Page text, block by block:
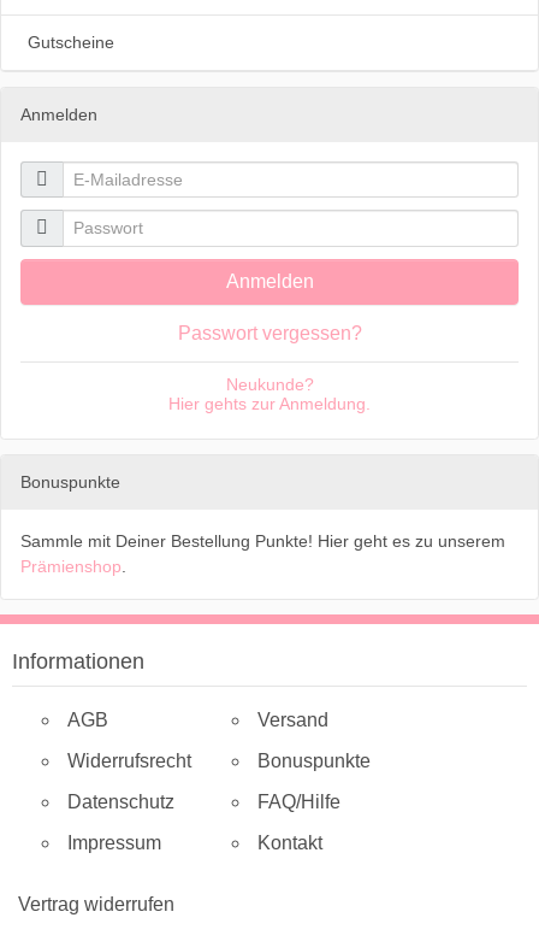
Gutscheine
Anmelden
 E-Mailadresse
 Passwort
Anmelden
Passwort vergessen?
Neukunde?
Hier gehts zur Anmeldung.
Bonuspunkte
Sammle mit Deiner Bestellung Punkte! Hier geht es zu unserem
Prämienshop
Informationen
AGB
Widerrufsrecht
Datenschutz
Impressum
Versand
Bonuspunkte
FAQ/Hilfe
Kontakt
Vertrag widerrufen